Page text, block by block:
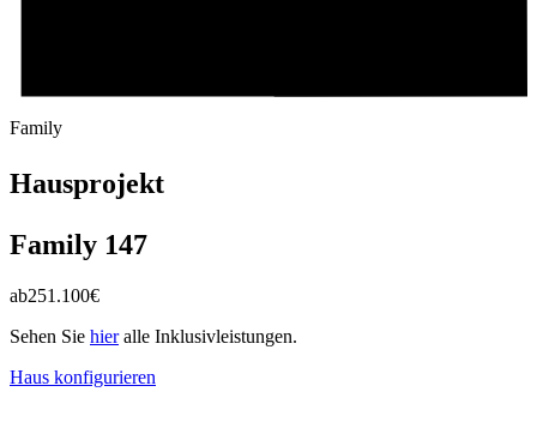
Family
Hausprojekt
Family 147
ab251.100€
Sehen Sie hieralle Inklusivleistungen.
Haus konfigurieren